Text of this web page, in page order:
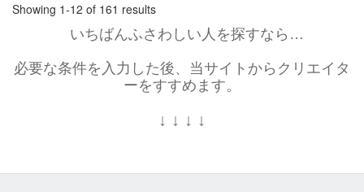
Showing 1-12 of 161 results
いちばんふさわしい人を探すなら…
必要な条件を入力した後、当サイトからクリエイタ
ーをすすめます。
↓ ↓ ↓ ↓